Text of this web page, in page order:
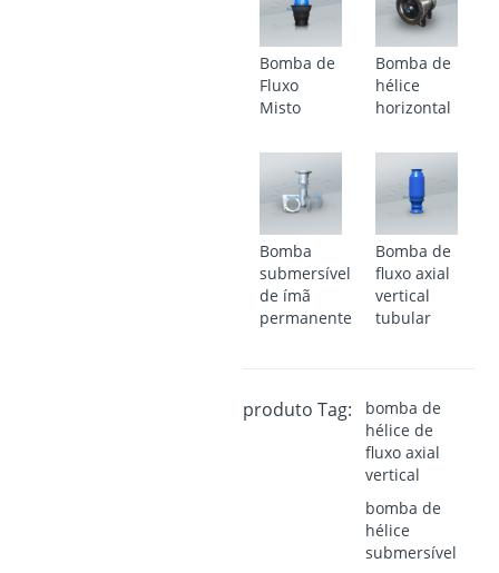
Bomba de
Fluxo
Misto
Bomba de
hélice
horizontal
Bomba
submersível
de ímã
permanente
Bomba de
fluxo axial
vertical
tubular
produto Tag:
bomba de
hélice de
fluxo axial
vertical
bomba de
hélice
submersível